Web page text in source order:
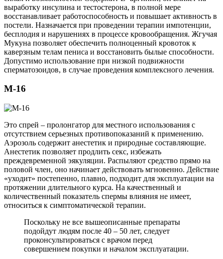
выработку инсулина и тестостерона, в полной мере
восстанавливает работоспособность и повышает активность в
постели. Назначается при проведении терапии импотенции,
бесплодия и нарушениях в процессе кровообращения. Жгучая
Мукуна позволяет обеспечить полноценный кровоток к
каверзным телам пениса и восстановить былые способности.
Допустимо использование при низкой подвижности
сперматозоидов, в случае проведения комплексного лечения.
M-16
Это спрей – пролонгатор для местного использования с
отсутствием серьезных противопоказаний к применению.
Аэрозоль содержит анестетик и природные составляющие.
Анестетик позволяет продлить секс, избежать
преждевременной эякуляции. Распыляют средство прямо на
половой член, оно начинает действовать мгновенно. Действие
«уходит» постепенно, плавно, подходит для эксплуатации на
протяжении длительного курса. На качественный и
количественный показатель спермы влияния не имеет,
относиться к симптоматической терапии.
Поскольку не все вышеописанные препараты
подойдут людям после 40 – 50 лет, следует
проконсультироваться с врачом перед
совершением покупки и началом эксплуатации.